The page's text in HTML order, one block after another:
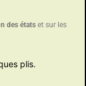
des états et sur les
plis.